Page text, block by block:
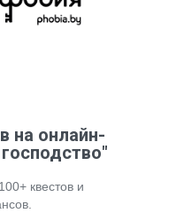
на онлайн-
квестов и